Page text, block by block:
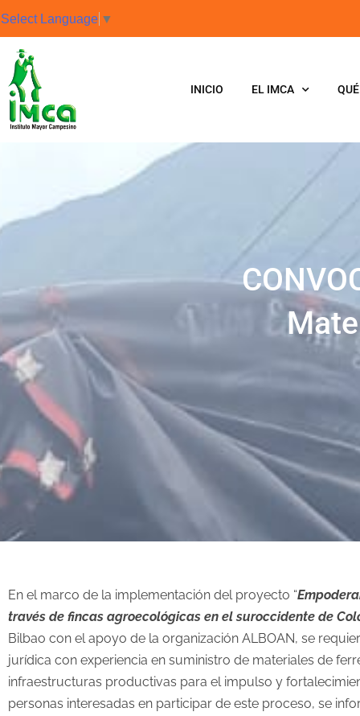
Select Language ▼
INICIO EL IMCA
En el marco de la implementación del proyecto “
través de fincas agroecológicas en el suroccidente de
Bilbao con el apoyo de la organización ALBOAN, se
jurídica con experiencia en suministro de materiales de
infraestructuras productivas para el impulso y
personas interesadas en participar de este proceso, se